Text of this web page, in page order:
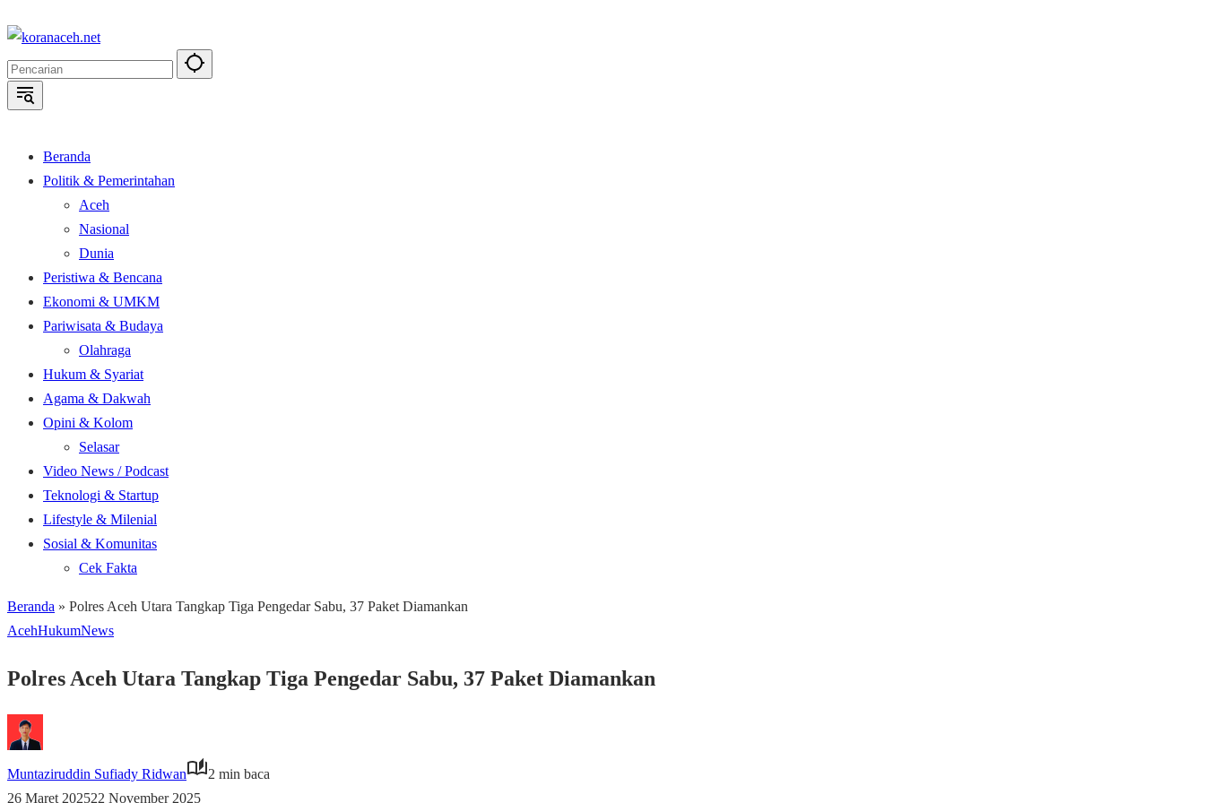
ke
konten
Beranda
Politik & Pemerintahan
Aceh
Nasional
Dunia
Peristiwa & Bencana
Ekonomi & UMKM
Pariwisata & Budaya
Olahraga
Hukum & Syariat
Agama & Dakwah
Opini & Kolom
Selasar
Video News / Podcast
Teknologi & Startup
Lifestyle & Milenial
Sosial & Komunitas
Cek Fakta
Beranda » Polres Aceh Utara Tangkap Tiga Pengedar Sabu, 37 Paket Diamankan
AcehHukumNews
Polres Aceh Utara Tangkap Tiga Pengedar Sabu, 37 Paket Diamankan
Muntaziruddin Sufiady Ridwan
2 min baca
26 Maret 202522 November 2025